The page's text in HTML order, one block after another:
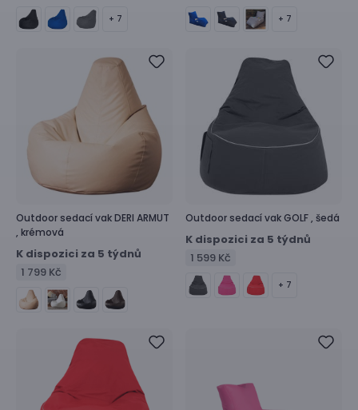
+ 7 + 7
Outdoor sedací vakDERI ARMUT
, krémová
K dispozici za 5 týdnů
1 799 Kč
Outdoor sedací vakGOLF , šedá
K dispozici za 5 týdnů
1 599 Kč
+ 7